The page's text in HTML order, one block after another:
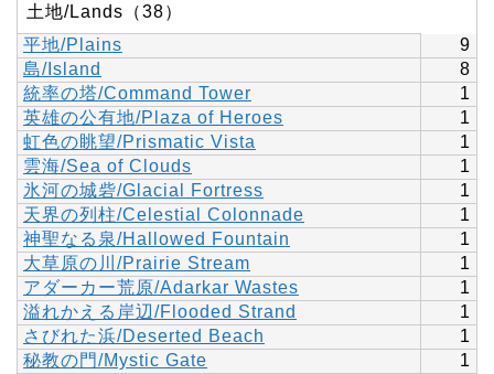
土地/Lands（38）
平地/Plains
9
島/Island
8
統率の塔/Command Tower
1
英雄の公有地/Plaza of Heroes
1
虹色の眺望/Prismatic Vista
1
雲海/Sea of Clouds
1
氷河の城砦/Glacial Fortress
1
天界の列柱/Celestial Colonnade
1
神聖なる泉/Hallowed Fountain
1
大草原の川/Prairie Stream
1
アダーカー荒原/Adarkar Wastes
1
溢れかえる岸辺/Flooded Strand
1
さびれた浜/Deserted Beach
1
秘教の門/Mystic Gate
1